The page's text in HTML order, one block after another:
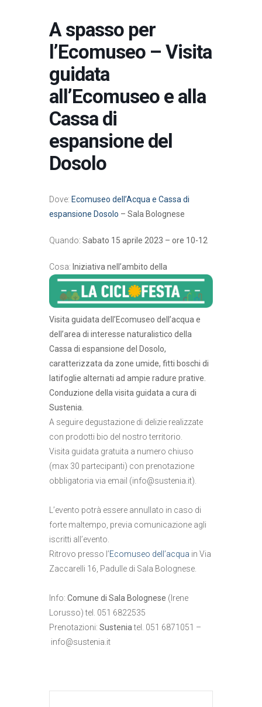
A spasso per
l’Ecomuseo – Visita
guidata
all’Ecomuseo e alla
Cassa di
espansione del
Dosolo
Dove: Ecomuseo dell’Acqua e Cassa di
espansione Dosolo – Sala Bolognese
Quando: Sabato 15 aprile 2023 – ore 10-12
Cosa: Iniziativa nell’ambito della
Visita guidata dell’Ecomuseo dell’acqua e
dell’area di interesse naturalistico della
Cassa di espansione del Dosolo,
caratterizzata da zone umide, fitti boschi di
latifoglie alternati ad ampie radure prative.
Conduzione della visita guidata a cura di
Sustenia.
A seguire degustazione di delizie realizzate
con prodotti bio del nostro territorio.
Visita guidata gratuita a numero chiuso
(max 30 partecipanti) con prenotazione
obbligatoria via email (info@sustenia.it).
L’evento potrà essere annullato in caso di
forte maltempo, previa comunicazione agli
iscritti all’evento.
Ritrovo presso l’Ecomuseo dell’acqua in Via
Zaccarelli 16, Padulle di Sala Bolognese.
Info: Comune di Sala Bolognese (Irene
Lorusso) tel. 051 6822535
Prenotazioni: Susteniatel. 051 6871051 –
info@sustenia.it